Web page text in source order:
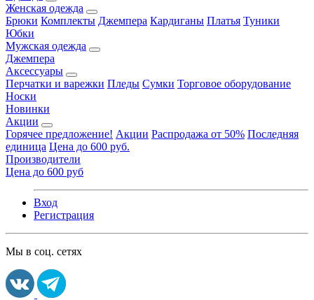
Женская одежда
Брюки Комплекты Джемпера Кардиганы Платья Туники
Юбки
Мужская одежда
Джемпера
Аксессуары
Перчатки и варежки Пледы Сумки Торговое оборудование
Носки
Новинки
Акции
Горячее предложение! Акции Распродажа от 50% Последняя
единица Цена до 600 руб.
Производители
Цена до 600 руб
Вход
Регистрация
Мы в соц. сетях